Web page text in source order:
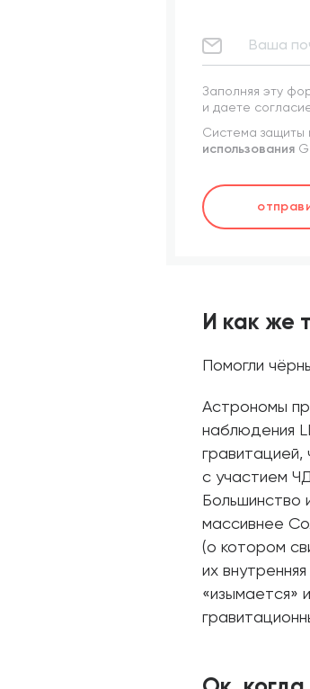
Заполняя эту
и даете
Система защиты
использования
И как же
Помогли
Астрономы
наблюдения
с участием
Большинство
массивнее
(о котором
их
«изымается»